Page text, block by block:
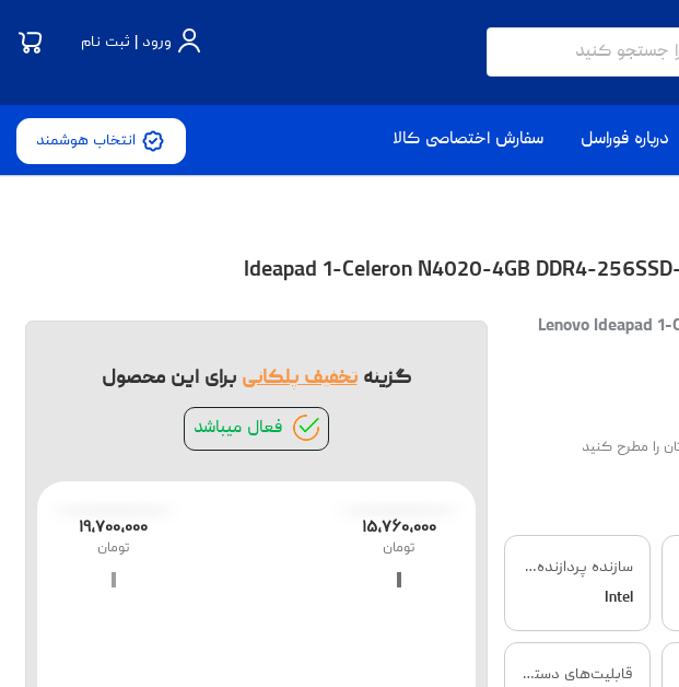
ورود | ثبت نام
درباره فوراسل سفارش اختصاصی کالا انتخاب هوشمند
Lenovo Ideapad
را مطرح کنید
سازنده پردازنده گرافیکی
Intel
قابلیت‌های دستگاه
گزینهتخفیف پلکانی برای این محصول
فعال میباشد
۱۹،۷۰۰،۰۰۰
تومان
۱۵،۷۶۰،۰۰۰
تومان